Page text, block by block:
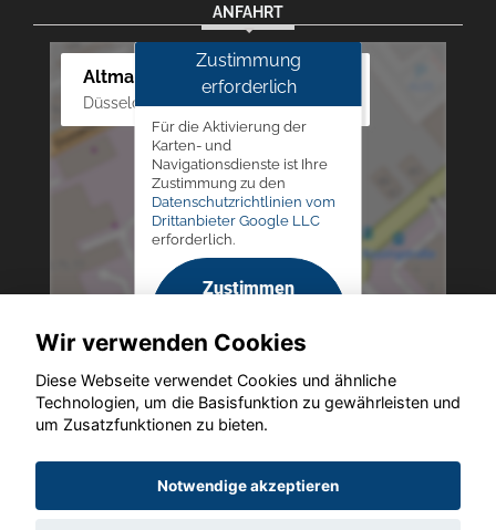
ANFAHRT
Altmann Autoland
Düsseldorfer Str. 69 - 79, 42781 Haan
Zustimmung
erforderlich
Für die Aktivierung der
Karten- und
Navigationsdienste ist Ihre
Zustimmung zu den
Datenschutzrichtlinien vom
Drittanbieter Google LLC
erforderlich.
Zustimmen
aktivieren
Copyright © 2026. Altmann Autoland
Wir verwenden Cookies
Diese Webseite verwendet Cookies und ähnliche
Technologien, um die Basisfunktion zu gewährleisten und
um Zusatzfunktionen zu bieten.
Notwendige akzeptieren